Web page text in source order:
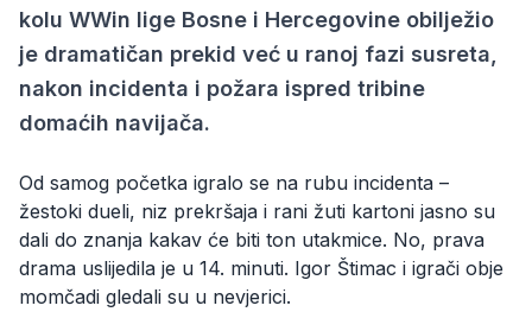
kolu WWin lige Bosne i Hercegovine obilježio
je dramatičan prekid već u ranoj fazi susreta,
nakon incidenta i požara ispred tribine
domaćih navijača.
Od samog početka igralo se na rubu incidenta –
žestoki dueli, niz prekršaja i rani žuti kartoni jasno su
dali do znanja kakav će biti ton utakmice. No, prava
drama uslijedila je u 14. minuti. Igor Štimac i igrači obje
momčadi gledali su u nevjerici.